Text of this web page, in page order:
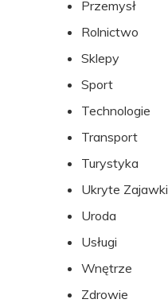
Przemysł
Rolnictwo
Sklepy
Sport
Technologie
Transport
Turystyka
Ukryte Zajawki
Uroda
Usługi
Wnętrze
Zdrowie